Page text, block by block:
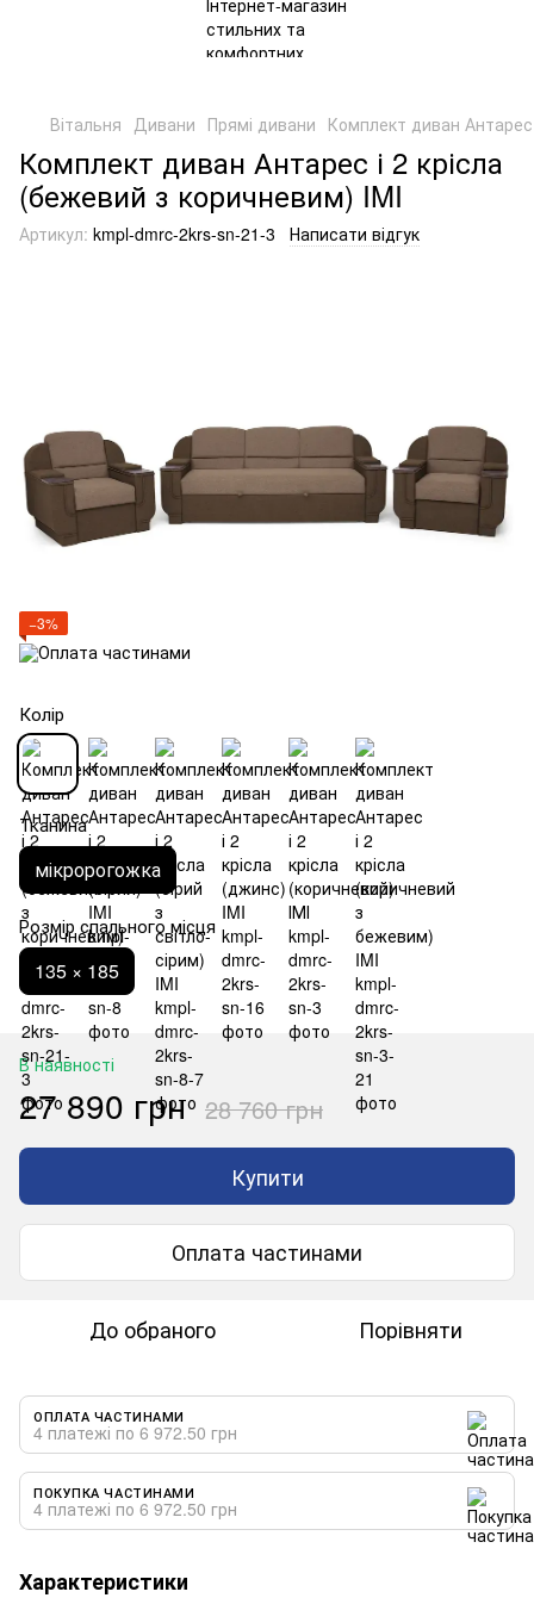
Вітальня Дивани Прямі дивани Комплект диван
Комплект диван Антарес і 2 крісла
(бежевий з коричневим) IMI
Артикул: kmpl-dmrc-2krs-sn-21-3 Написати відгук
−3%
Колір
Тканина
мікророгожка
Розмір спального місця
135 × 185
В наявності
27 890 грн 28 760 грн
Купити
Оплата частинами
До обраного Порівняти
ОПЛАТА ЧАСТИНАМИ
4 платежі по 6 972.50 грн
ПОКУПКА ЧАСТИНАМИ
4 платежі по 6 972.50 грн
Характеристики